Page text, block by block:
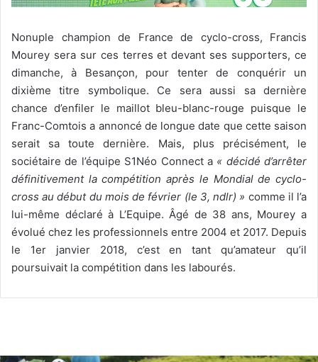
Nonuple champion de France de cyclo-cross, Francis
Mourey sera sur ces terres et devant ses supporters, ce
dimanche, à Besançon, pour tenter de conquérir un
dixième titre symbolique. Ce sera aussi sa dernière
chance d’enfiler le maillot bleu-blanc-rouge puisque le
Franc-Comtois a annoncé de longue date que cette saison
serait sa toute dernière. Mais, plus précisément, le
sociétaire de l’équipe S1Néo Connect a« décidé d’arrêter
définitivement la compétition après le Mondial de cyclo-
cross au début du mois de février (le 3, ndlr) » comme il l’a
lui-même déclaré à L’Equipe. Âgé de 38 ans, Mourey a
évolué chez les professionnels entre 2004 et 2017. Depuis
le 1er janvier 2018, c’est en tant qu’amateur qu’il
poursuivait la compétition dans les labourés.